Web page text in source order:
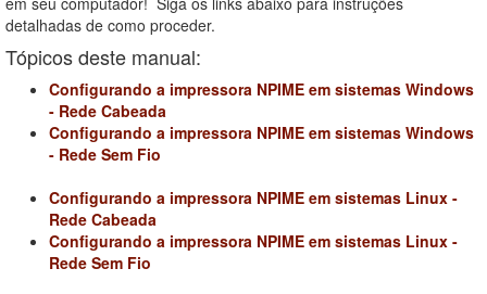
detalhadas de como proceder.
Tópicos deste manual:
Configurando a impressora NPIME em sistemas Windows
- Rede Cabeada
Configurando a impressora NPIME em sistemas Windows
- Rede Sem Fio
Configurando a impressora NPIME em sistemas Linux -
Rede Cabeada
Configurando a impressora NPIME em sistemas Linux -
Rede Sem Fio